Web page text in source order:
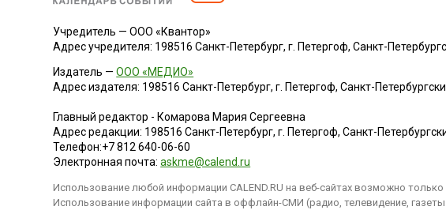
Учредитель — ООО «Квантор»
Адрес учредителя: 198516 Санкт-Петербург, г. Петергоф, Санкт-
Издатель —ООО «МЕДИО»
Адрес издателя: 198516 Санкт-Петербург, г. Петергоф, Санкт-
Главный редактор - Комарова Мария Сергеевна
Адрес редакции: 198516 Санкт-Петербург, г. Петергоф,Санкт-
Телефон:+7 812 640-06-60
Электронная почта:askme@calend.ru
Использование любой информации CALEND.RU на веб-сайтах возможно
Использование информации сайта в оффлайн-СМИ (радио, телевидение, газеты